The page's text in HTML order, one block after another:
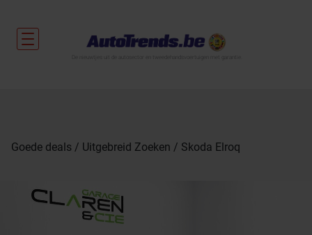
Goede deals Uitgebreid Zoeken Skoda Elroq